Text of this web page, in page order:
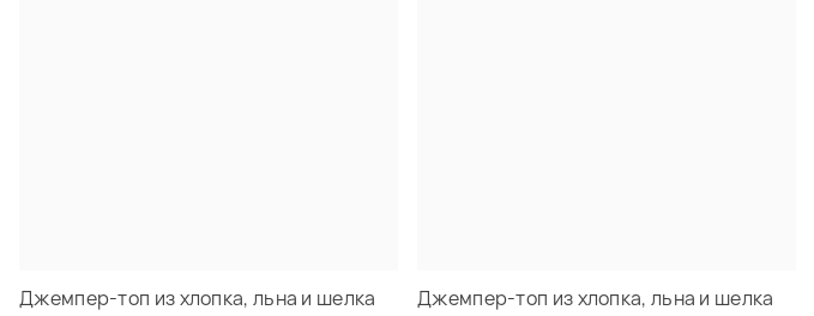
Джемпер-топ из хлопка, льна и шелка
Джемпер-топ из хлопка, льна и шелка